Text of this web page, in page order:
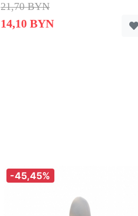
21,70 BYN
14,10 BYN
-45,45%